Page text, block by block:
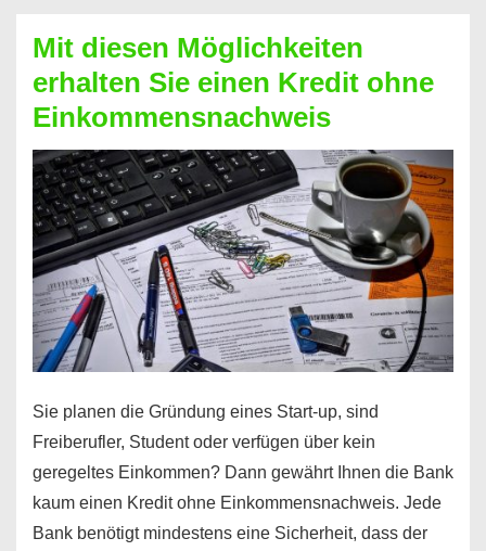
für
schnelle
Durchstarter
Mit diesen Möglichkeiten
erhalten Sie einen Kredit ohne
Einkommensnachweis
Sie planen die Gründung eines Start-up, sind
Freiberufler, Student oder verfügen über kein
geregeltes Einkommen? Dann gewährt Ihnen die Bank
kaum einen Kredit ohne Einkommensnachweis. Jede
Bank benötigt mindestens eine Sicherheit, dass der